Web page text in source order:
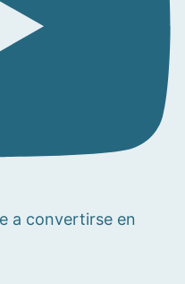
a convertirse en